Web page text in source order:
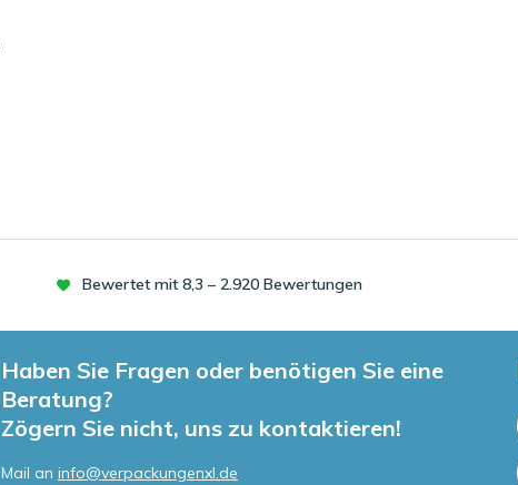
Bewertet mit 8,3 – 2.920 Bewertungen
Haben Sie Fragen oder benötigen Sie eine
Beratung?
Zögern Sie nicht, uns zu kontaktieren!
Mail an info@verpackungenxl.de